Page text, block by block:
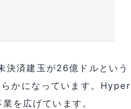
済建玉が26億ドルという
かになっています。Hyper
を広げています。